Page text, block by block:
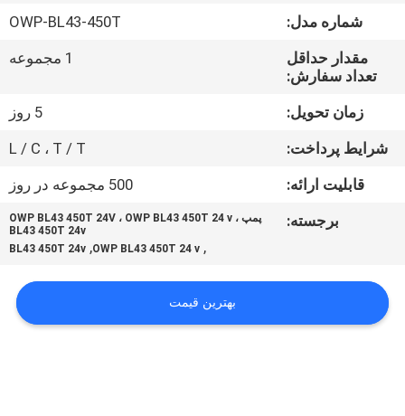
دربارهی
کارخانه
کیفیت
شماره مدل:
OWP-BL43-450T
مقدار حداقل
تعداد سفارش:
1 مجموعه
زمان تحویل:
5 روز
شرایط پرداخت:
L / C ، T / T
قابلیت ارائه:
500 مجموعه در روز
برجسته:
پمپ OWP BL43 450T 24V ، OWP BL43 450T 24 v ،
BL43 450T 24v
,
OWP BL43 450T 24 v
,
BL43 450T 24v
بهترین قیمت